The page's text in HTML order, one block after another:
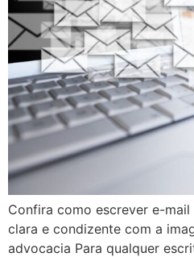
Confira como escrever e-
clara e condizente com a
advocacia Para qualquer